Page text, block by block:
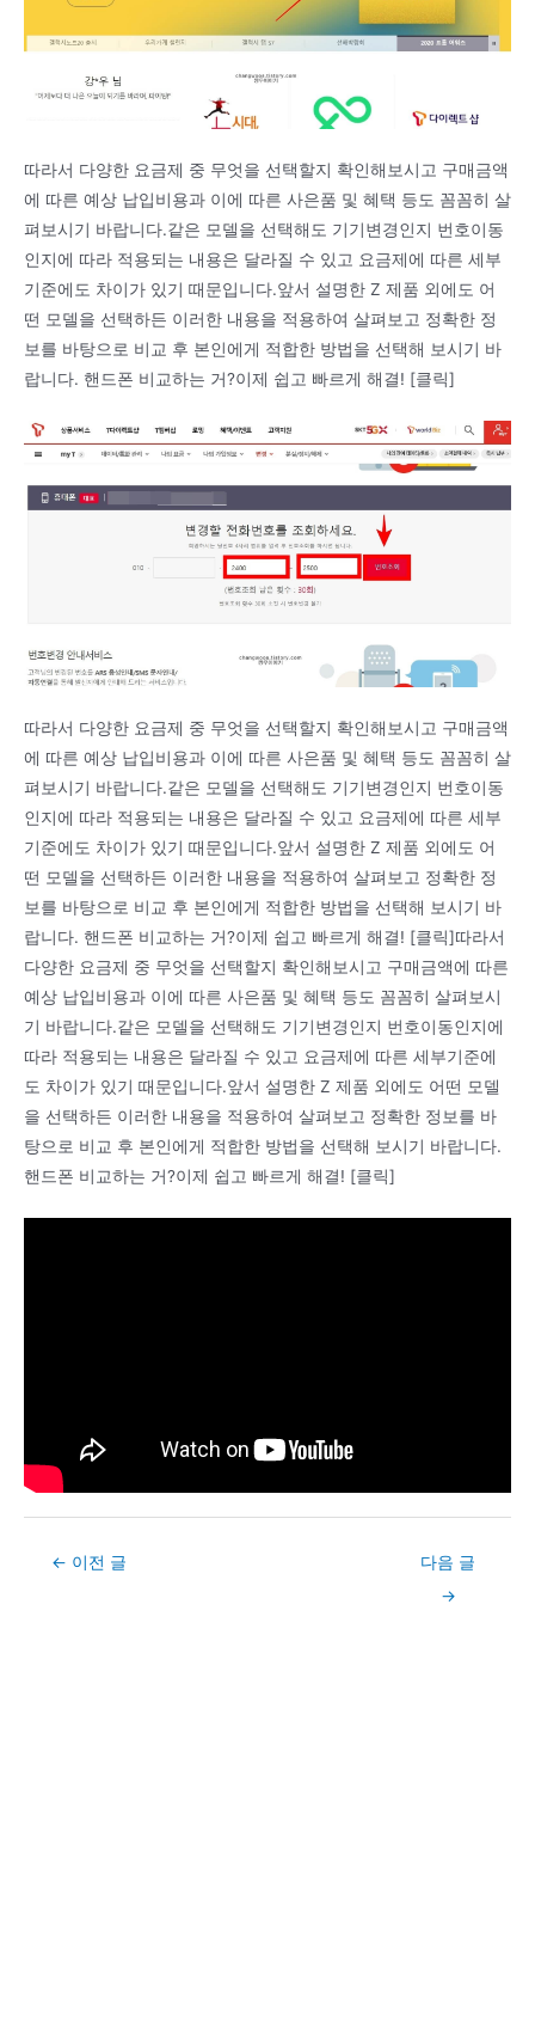
따라서 다양한 요금제 중 무엇을 선택할지 확인해보시고 구매금액
에 따른 예상 납입비용과 이에 따른 사은품 및 혜택 등도 꼼꼼히 살
펴보시기 바랍니다.같은 모델을 선택해도 기기변경인지 번호이동
인지에 따라 적용되는 내용은 달라질 수 있고 요금제에 따른 세부
기준에도 차이가 있기 때문입니다.앞서 설명한 Z 제품 외에도 어
떤 모델을 선택하든 이러한 내용을 적용하여 살펴보고 정확한 정
보를 바탕으로 비교 후 본인에게 적합한 방법을 선택해 보시기 바
랍니다. 핸드폰 비교하는 거?이제 쉽고 빠르게 해결! [클릭]
따라서 다양한 요금제 중 무엇을 선택할지 확인해보시고 구매금액
에 따른 예상 납입비용과 이에 따른 사은품 및 혜택 등도 꼼꼼히 살
펴보시기 바랍니다.같은 모델을 선택해도 기기변경인지 번호이동
인지에 따라 적용되는 내용은 달라질 수 있고 요금제에 따른 세부
기준에도 차이가 있기 때문입니다.앞서 설명한 Z 제품 외에도 어
떤 모델을 선택하든 이러한 내용을 적용하여 살펴보고 정확한 정
보를 바탕으로 비교 후 본인에게 적합한 방법을 선택해 보시기 바
랍니다. 핸드폰 비교하는 거?이제 쉽고 빠르게 해결! [클릭]따라서
다양한 요금제 중 무엇을 선택할지 확인해보시고 구매금액에 따른
예상 납입비용과 이에 따른 사은품 및 혜택 등도 꼼꼼히 살펴보시
기 바랍니다.같은 모델을 선택해도 기기변경인지 번호이동인지에
따라 적용되는 내용은 달라질 수 있고 요금제에 따른 세부기준에
도 차이가 있기 때문입니다.앞서 설명한 Z 제품 외에도 어떤 모델
을 선택하든 이러한 내용을 적용하여 살펴보고 정확한 정보를 바
탕으로 비교 후 본인에게 적합한 방법을 선택해 보시기 바랍니다.
핸드폰 비교하는 거?이제 쉽고 빠르게 해결! [클릭]
Post← 이전 글
다음 글
→